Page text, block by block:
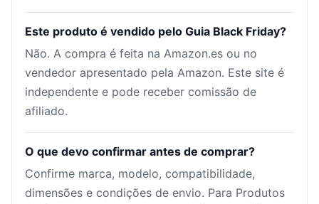
Este produto é vendido pelo Guia Black Friday?
Não. A compra é feita na Amazon.es ou no
vendedor apresentado pela Amazon. Este site é
independente e pode receber comissão de
afiliado.
O que devo confirmar antes de comprar?
Confirme marca, modelo, compatibilidade,
dimensões e condições de envio. Para Produtos